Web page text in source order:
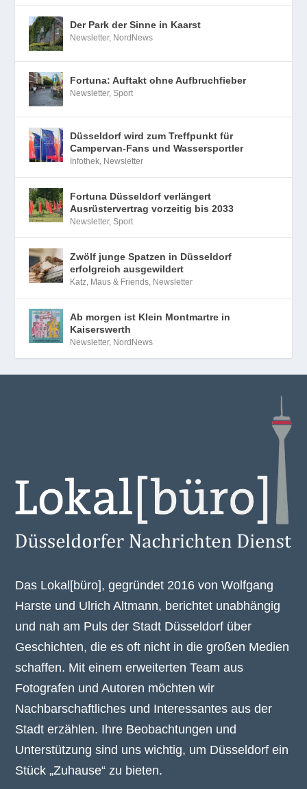
Der Park der Sinne in Kaarst
Newsletter, NordNews
Fortuna: Auftakt ohne Aufbruchfieber
Newsletter,Sport
Düsseldorf wird zum Treffpunkt für
Campervan-Fans und Wassersportler
Infothek, Newsletter
Fortuna Düsseldorf verlängert
Ausrüstervertrag vorzeitig bis 2033
Newsletter,Sport
Zwölf junge Spatzen in Düsseldorf
erfolgreich ausgewildert
Katz, Maus & Friends, Newsletter
Ab morgen ist Klein Montmartre in
Kaiserswerth
Newsletter, NordNews
Das Lokal[büro], gegründet 2016 von Wolfgang
Harste und Ulrich Altmann, berichtet unabhängig
und nah am Puls der Stadt Düsseldorf über
Geschichten, die es oft nicht in die großen Medien
schaffen. Mit einem erweiterten Team aus
Fotografen und Autoren möchten wir
Nachbarschaftliches und Interessantes aus der
Stadt erzählen. Ihre Beobachtungen und
Unterstützung sind uns wichtig, um Düsseldorf ein
Stück „Zuhause“ zu bieten.